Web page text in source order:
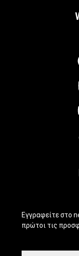
Εγγραφείτε στο
πρώτοι τις